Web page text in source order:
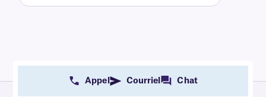
Appel Courriel Chat